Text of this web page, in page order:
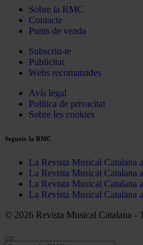
Sobre la RMC
Contacte
Punts de venda
Subscriu-te
Publicitat
Webs recomanades
Avís legal
Política de privacitat
Sobre les cookies
Segueix la RMC
La Revista Musical Catalana
La Revista Musical Catalana
La Revista Musical Catalana
La Revista Musical Catalana
© 2026 Revista Musical Catalana -